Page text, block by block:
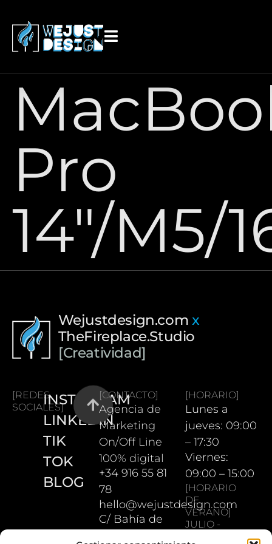
Pro
14″/M5/
Wejustdesign.com x
TheFireplace.Studio
[Creatividad]
[REDES
SOCIALES]INSTAGRAM
LINKEDIN
TIK
TOK
BLOG
[CONTACTO]
Agencia de
Marketing
On/Off Line
100% digital
+34 916 55 81
78
hello@wejustdesign.com
C/ Bahía de
[HORARIO]
Lunes a
jueves: 09:00
– 17:30
Viernes:
09:00 – 15:00
[HORARIO
DE
VERANO]
JULIO -